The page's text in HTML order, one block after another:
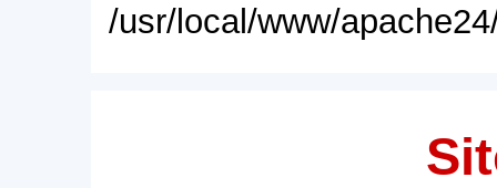
/usr/local/www/